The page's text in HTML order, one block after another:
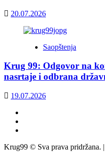
20.07.2026
Saopštenja
Krug 99: Odgovor na
nasrtaje i odbrana
19.07.2026
Krug99 © Sva prava pridržana. |